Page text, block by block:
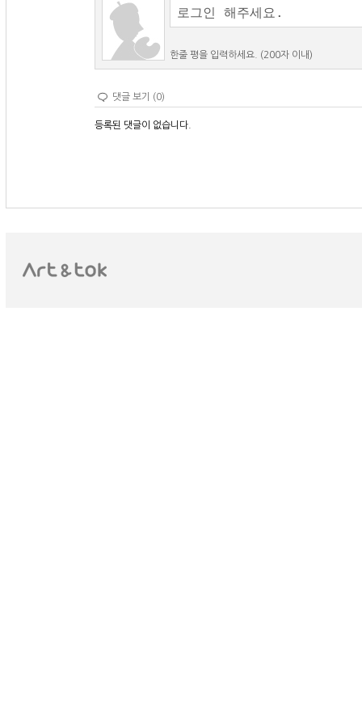
한줄 평을 입력하세요. (200자 이내)
댓글 보기 (0)
등록된 댓글이 없습니다.